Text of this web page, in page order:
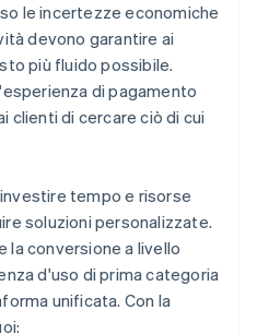
le incertezze economiche
devono garantire ai
più fluido possibile.
di pagamento
clienti di cercare ciò di cui
tempo e risorse
soluzioni personalizzate.
la conversione a livello
d'uso di prima categoria
unificata. Con la